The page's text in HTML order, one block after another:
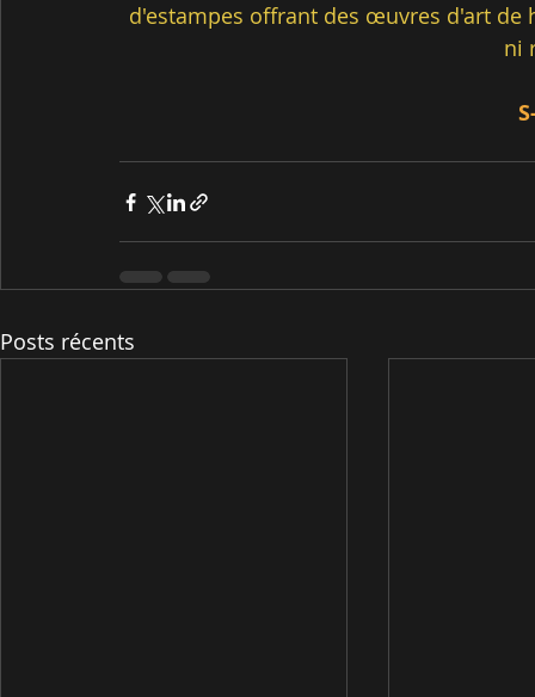
d'estampes offrant des œuvres d'art de
ni
Posts récents